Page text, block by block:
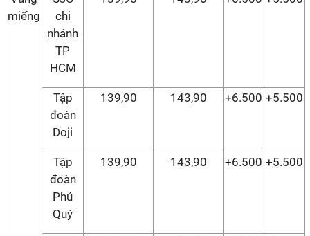
miếng
chi
nhánh
TP
HCM
Tập
đoàn
Doji
139,90 143,90 +6.500 +5.500
Tập
đoàn
Phú
Quý
139,90 143,90 +6.500 +5.500